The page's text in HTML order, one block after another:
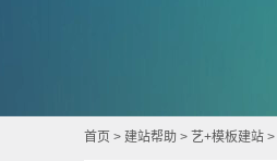
首页 > 建站帮助 > 艺+模板建站 >